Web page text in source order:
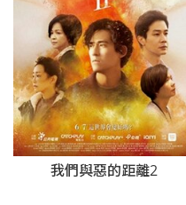
我們與惡的距離2